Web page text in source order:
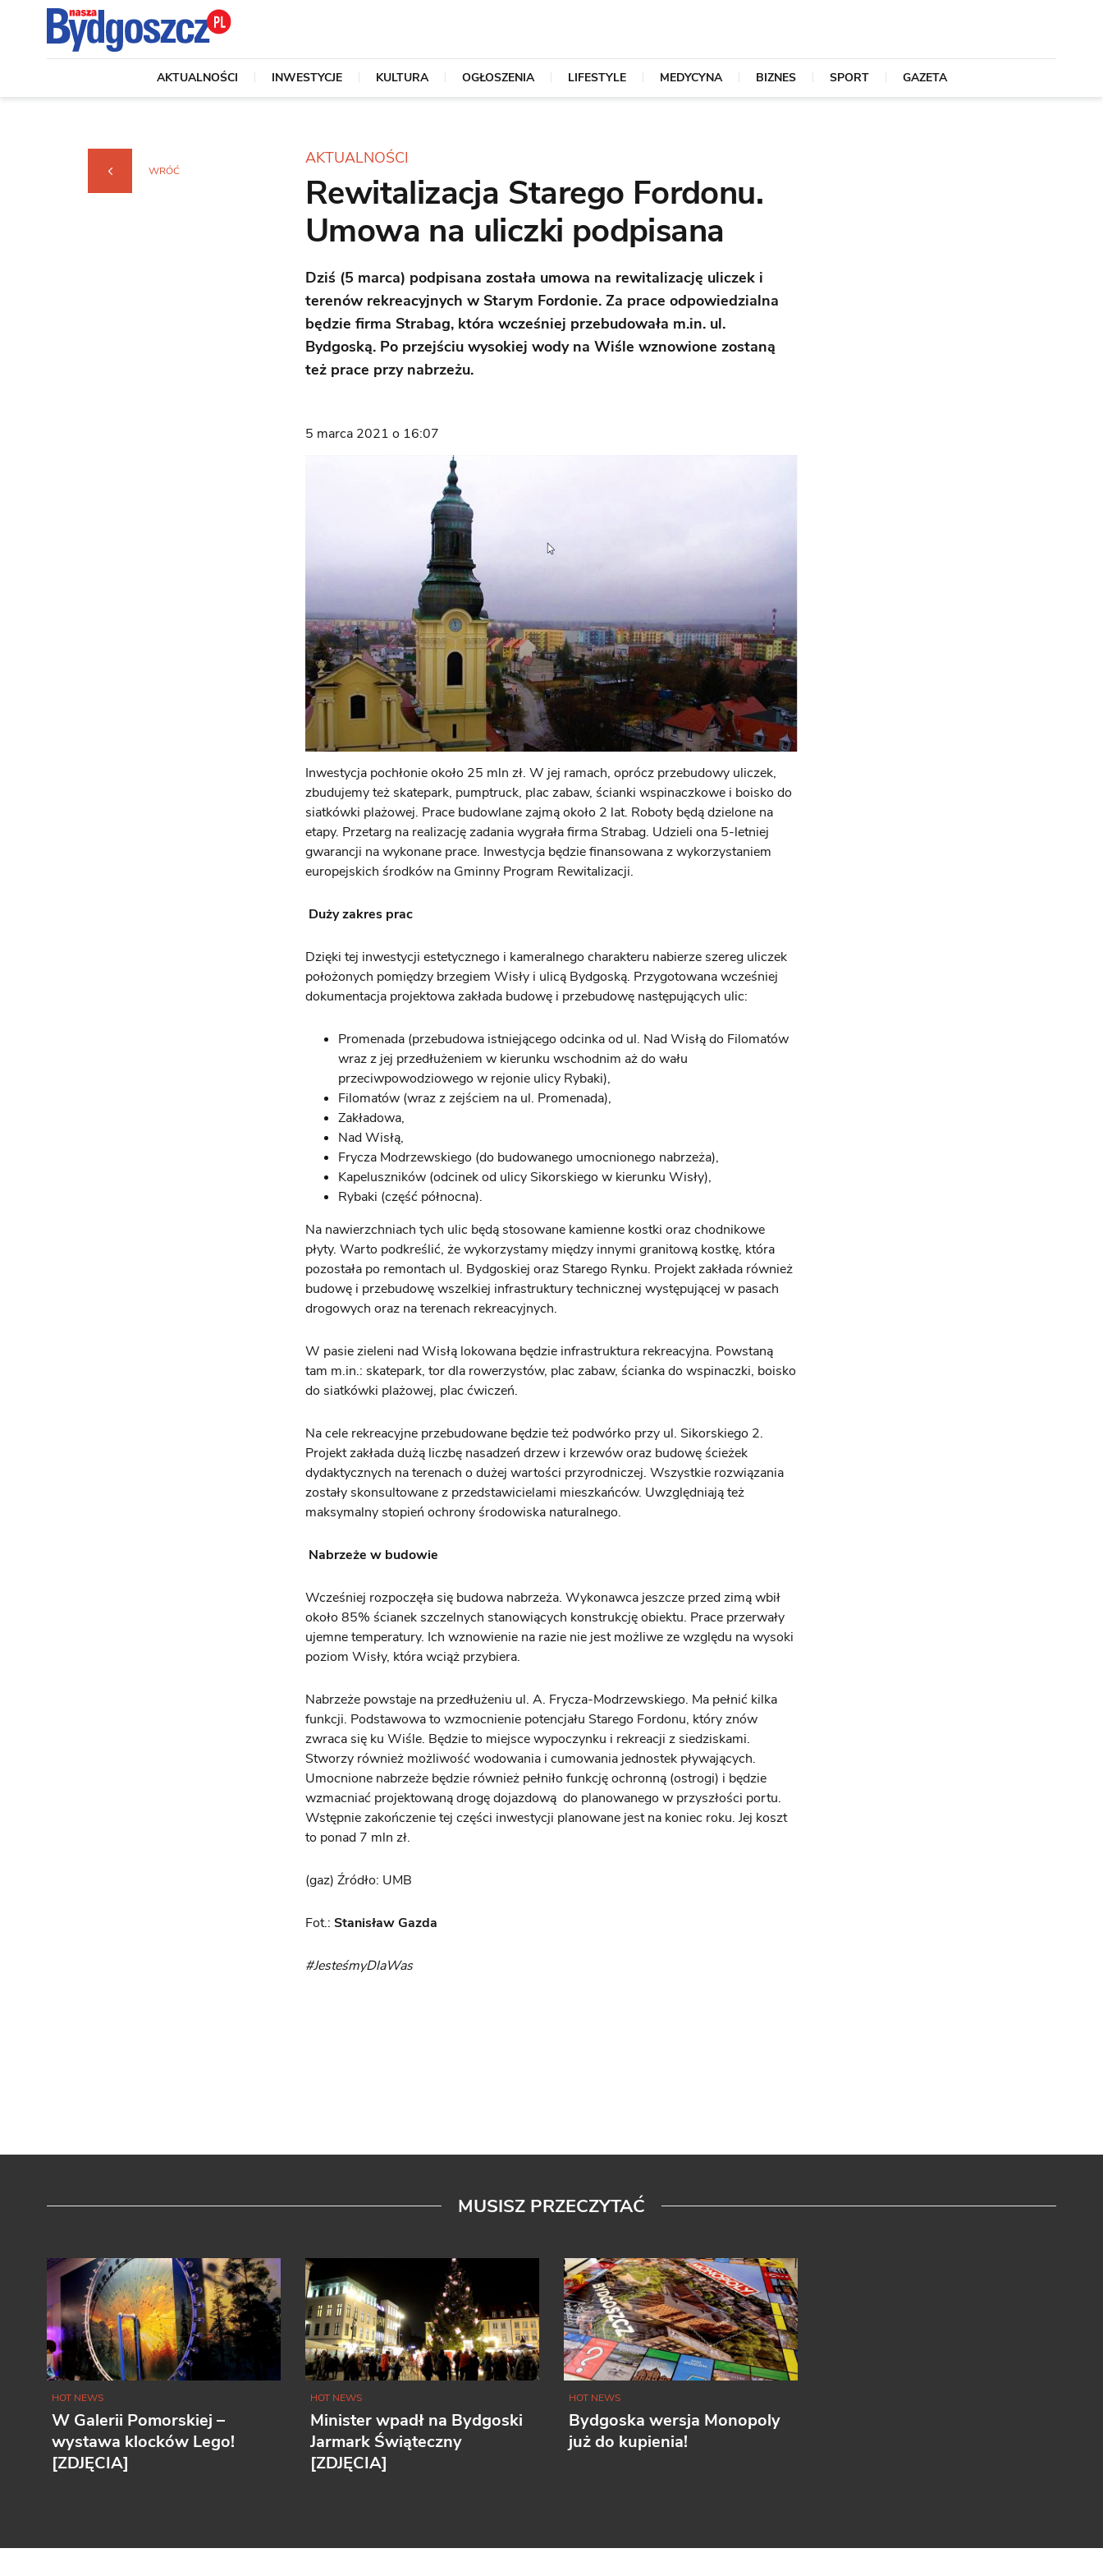
AKTUALNOŚCI INWESTYCJE KULTURA OGŁOSZENIA LIFESTYLE MEDYCYNA BIZNES SPORT GAZETA
WRÓĆ
AKTUALNOŚCI
Rewitalizacja Starego Fordonu.
Umowa na uliczki podpisana
Dziś (5 marca) podpisana została umowa na rewitalizację uliczek i
terenów rekreacyjnych w Starym Fordonie. Za prace odpowiedzialna
będzie firma Strabag, która wcześniej przebudowała m.in. ul.
Bydgoską. Po przejściu wysokiej wody na Wiśle wznowione zostaną
też prace przy nabrzeżu.
5 marca 2021 o 16:07
Inwestycja pochłonie około 25 mln zł. W jej ramach, oprócz przebudowy uliczek,
zbudujemy też skatepark, pumptruck, plac zabaw, ścianki wspinaczkowe i boisko do
siatkówki plażowej. Prace budowlane zajmą około 2 lat. Roboty będą dzielone na
etapy. Przetarg na realizację zadania wygrała firma Strabag. Udzieli ona 5-letniej
gwarancji na wykonane prace. Inwestycja będzie finansowana z wykorzystaniem
europejskich środków na Gminny Program Rewitalizacji.
Duży zakres prac
Dzięki tej inwestycji estetycznego i kameralnego charakteru nabierze szereg uliczek
położonych pomiędzy brzegiem Wisły i ulicą Bydgoską. Przygotowana wcześniej
dokumentacja projektowa zakłada budowę i przebudowę następujących ulic:
Promenada (przebudowa istniejącego odcinka od ul. Nad Wisłą do Filomatów
wraz z jej przedłużeniem w kierunku wschodnim aż do wału
przeciwpowodziowego w rejonie ulicy Rybaki),
Filomatów (wraz z zejściem na ul. Promenada),
Zakładowa,
Nad Wisłą,
Frycza Modrzewskiego (do budowanego umocnionego nabrzeża),
Kapeluszników (odcinek od ulicy Sikorskiego w kierunku Wisły),
Rybaki (część północna).
Na nawierzchniach tych ulic będą stosowane kamienne kostki oraz chodnikowe
płyty. Warto podkreślić, że wykorzystamy między innymi granitową kostkę, która
pozostała po remontach ul. Bydgoskiej oraz Starego Rynku. Projekt zakłada również
budowę i przebudowę wszelkiej infrastruktury technicznej występującej w pasach
drogowych oraz na terenach rekreacyjnych.
W pasie zieleni nad Wisłą lokowana będzie infrastruktura rekreacyjna. Powstaną
tam m.in.: skatepark, tor dla rowerzystów, plac zabaw, ścianka do wspinaczki, boisko
do siatkówki plażowej, plac ćwiczeń.
Na cele rekreacyjne przebudowane będzie też podwórko przy ul. Sikorskiego 2.
Projekt zakłada dużą liczbę nasadzeń drzew i krzewów oraz budowę ścieżek
dydaktycznych na terenach o dużej wartości przyrodniczej. Wszystkie rozwiązania
zostały skonsultowane z przedstawicielami mieszkańców. Uwzględniają też
maksymalny stopień ochrony środowiska naturalnego.
Nabrzeże w budowie
Wcześniej rozpoczęła się budowa nabrzeża. Wykonawca jeszcze przed zimą wbił
około 85% ścianek szczelnych stanowiących konstrukcję obiektu. Prace przerwały
ujemne temperatury. Ich wznowienie na razie nie jest możliwe ze względu na wysoki
poziom Wisły, która wciąż przybiera.
Nabrzeże powstaje na przedłużeniu ul. A. Frycza-Modrzewskiego. Ma pełnić kilka
funkcji. Podstawowa to wzmocnienie potencjału Starego Fordonu, który znów
zwraca się ku Wiśle. Będzie to miejsce wypoczynku i rekreacji z siedziskami.
Stworzy również możliwość wodowania i cumowania jednostek pływających.
Umocnione nabrzeże będzie również pełniło funkcję ochronną (ostrogi) i będzie
wzmacniać projektowaną drogę dojazdową do planowanego w przyszłości portu.
Wstępnie zakończenie tej części inwestycji planowane jest na koniec roku. Jej koszt
to ponad 7 mln zł.
(gaz) Źródło: UMB
Fot.: Stanisław Gazda
#JesteśmyDlaWas
MUSISZ PRZECZYTAĆ
HOT NEWS
W Galerii Pomorskiej –
wystawa klocków Lego!
[ZDJĘCIA]
HOT NEWS
Minister wpadł na Bydgoski
Jarmark Świąteczny
[ZDJĘCIA]
HOT NEWS
Bydgoska wersja Monopoly
już do kupienia!